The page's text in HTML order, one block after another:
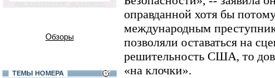
Обзоры
ТЕМЫ НОМЕРА
оправданной хотя бы
международным
позволяли оставаться на
решительность США, то
«на клочки».